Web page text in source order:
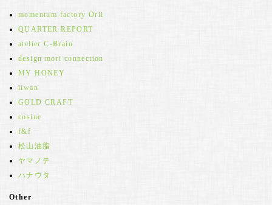
momentum factory Orii
QUARTER REPORT
atelier C-Brain
design mori connection
MY HONEY
iiwan
GOLD CRAFT
cosine
f&f
松山油脂
ヤマノテ
ハナウタ
Other